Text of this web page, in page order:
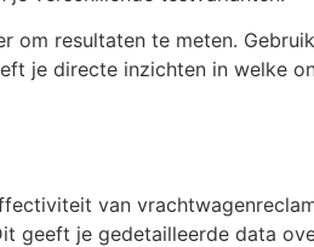
om resultaten te meten.
je directe inzichten in welke
van
geeft je gedetailleerde data